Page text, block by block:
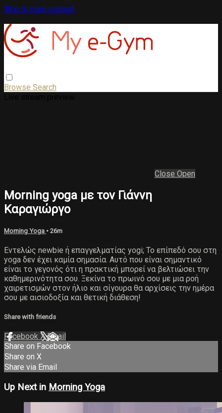
Skip to main content
Browse Search
Close Open
Morning yoga με τον Γιάννη
Καραγιώργο
Morning Yoga • 26m
Εντελώς newbie ή επαγγελματίας yogi; Το επίπεδό σου στη
yoga δεν έχει καμία σημασία. Αυτό που είναι σημαντικό
είναι το γεγονός ότι η πρακτική μπορεί να βελτιώσει την
καθημερινότητα σου. Ξεκίνα το πρωινό σου με μια ροή
χαιρετισμών στον ήλιο και σίγουρα θα αρχίσεις την ημέρα
σου με αισιοδοξία και θετική διάθεση!
Share with friends
Facebook XEmail
Share on Facebook
Share on X
Share via Email
Up Next in Morning Yoga